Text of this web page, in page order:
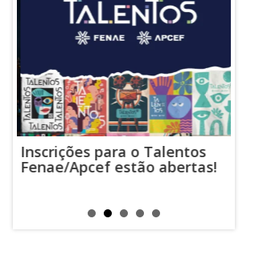
Inscrições para o Talentos
Fenae/Apcef estão abertas!